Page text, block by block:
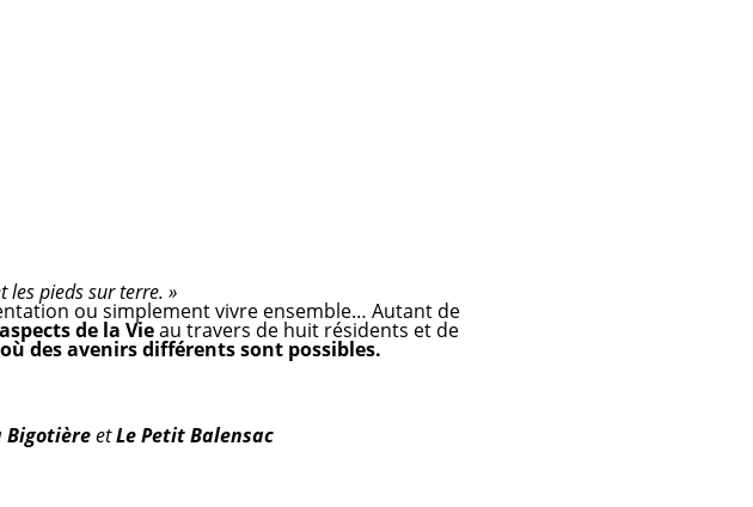
les pieds sur terre. »
ou simplement vivre ensemble… Autant de
aspects de la Vieau travers de huit résidents et de
où des avenirs différents sont possibles.
BigotièreetLe Petit Balensac